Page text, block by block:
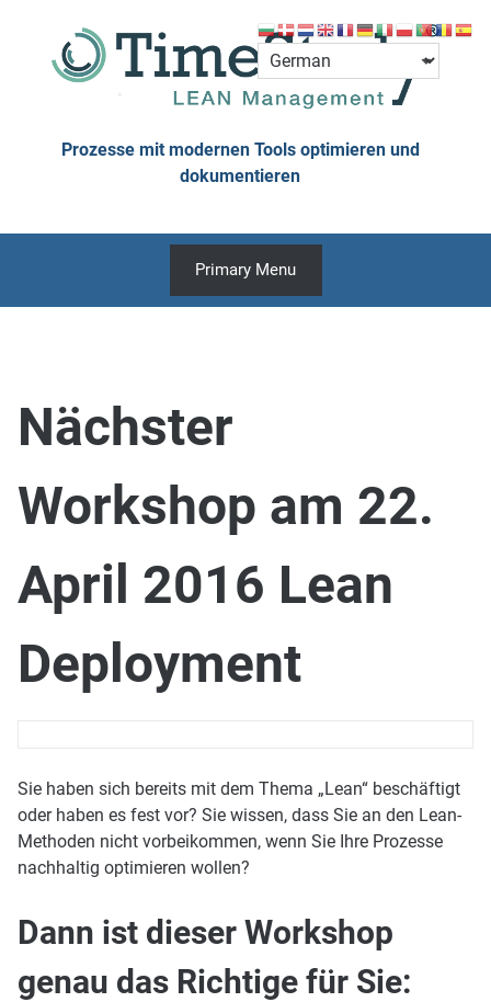
content
Prozesse mit modernen Tools optimieren und
dokumentieren
Primary Menu
Nächster
Workshop am 22.
April 2016 Lean
Deployment
Sie haben sich bereits mit dem Thema „Lean“ beschäftigt
oder haben es fest vor? Sie wissen, dass Sie an den Lean-
Methoden nicht vorbeikommen, wenn Sie Ihre Prozesse
nachhaltig optimieren wollen?
Dann ist dieser Workshop
genau das Richtige für Sie: